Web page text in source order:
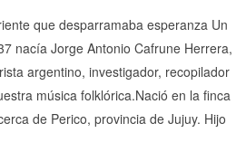
que desparramaba esperanza Un
nacía Jorge Antonio Cafrune Herrera,
argentino, investigador, recopilador
música folklórica.Nació en la finca
de Perico, provincia de Jujuy. Hijo